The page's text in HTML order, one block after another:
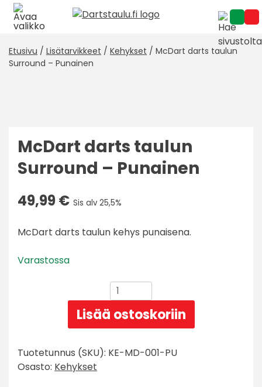
Skip
Etusivu / Lisätarvikkeet / Kehykset / McDart darts taulun
Surround – Punainen
McDart darts taulun
Surround – Punainen
49,99€ Sis alv 25,5%
McDart darts taulun kehys punaisena.
Varastossa
McDart
darts
taulun
Surround
-
Punainen
Lisää ostoskoriin
Tuotetunnus (SKU): KE-MD-001-PU
Osasto: Kehykset